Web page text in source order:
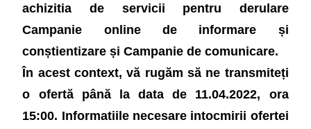
achizitia de servicii pentru derulare
Campanie online de informare și
conștientizare și Campanie de comunicare.
În acest context, vă rugăm să ne transmiteți
o ofertă până la data de 11.04.2022, ora
15:00. Informatiile necesare intocmirii ofertei